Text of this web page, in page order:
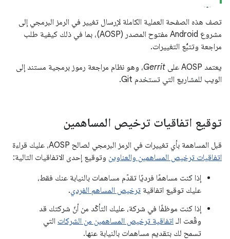
تصف هذه الصفحة العملية الكاملة لإرسال تغيير في الرمز البرمجي إلى
مشروع Android مفتوح المصدر (AOSP)، بما في ذلك كيفية طلب
مراجعة وتتبُّع التغييرات.
يعتمد AOSP على
Gerrit، وهو نظام مراجعة رموز برمجية مستند إلى
الويب للمشاريع التي تستخدم Git.
توقيع اتفاقيات ترخيص المساهمين
قبل المساهمة بأي تغييرات في الرمز البرمجي لصالح AOSP، عليك قراءة
اتفاقيات ترخيص المساهمين والعناوين وتوقيع إحدى الاتفاقيات التالية:
إذا كنت مساهمًا فرديًا تقدّم مساهمات بالنيابة عنك فقط،
عليك توقيع اتفاقية ترخيص المساهم الفردي.
إذا كنت موظفًا في شركة، عليك التأكّد من أنّ شركتك قد
وقّعت الـ اتفاقية ترخيص المساهمين من الشركات التي
تسمح لك بتقديم مساهمات بالنيابة عنها.